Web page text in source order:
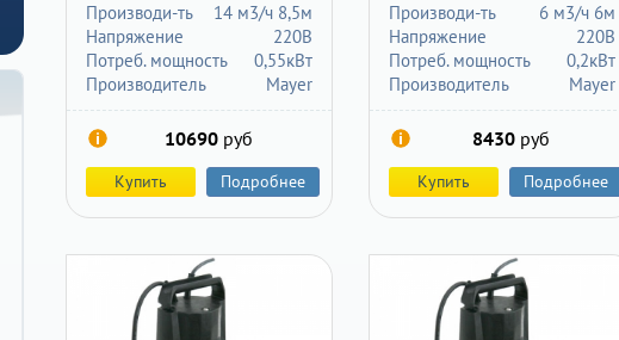
14 м3/ч 8,5м
Производи-ть
220В
Напряжение
0,55кВт
Потреб. мощность
Mayer
Производитель
10690руб
Купить Подробнее
6 м3/ч 6м
Производи-ть
220В
Напряжение
0,2кВт
Потреб. мощность
Mayer
Производитель
8430 руб
Купить Подробнее